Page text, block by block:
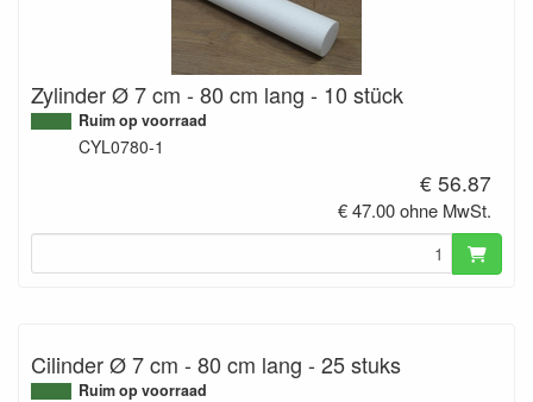
Zylinder Ø 7 cm - 80 cm lang - 10 stück
Ruim op voorraad
CYL0780-1
€ 56.87
€ 47.00 ohne MwSt.
Cilinder Ø 7 cm - 80 cm lang - 25 stuks
Ruim op voorraad